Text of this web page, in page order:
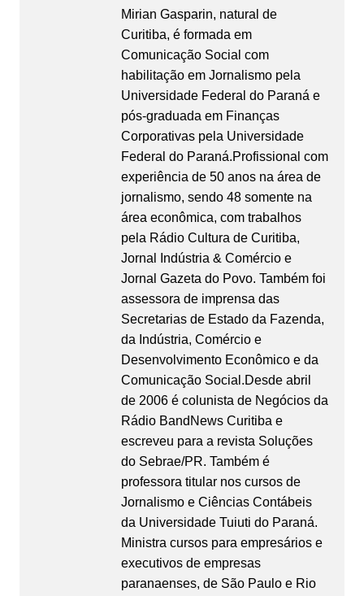
Mirian Gasparin, natural de
Curitiba, é formada em
Comunicação Social com
habilitação em Jornalismo pela
Universidade Federal do Paraná e
pós-graduada em Finanças
Corporativas pela Universidade
Federal do Paraná.Profissional com
experiência de 50 anos na área de
jornalismo, sendo 48 somente na
área econômica, com trabalhos
pela Rádio Cultura de Curitiba,
Jornal Indústria & Comércio e
Jornal Gazeta do Povo. Também foi
assessora de imprensa das
Secretarias de Estado da Fazenda,
da Indústria, Comércio e
Desenvolvimento Econômico e da
Comunicação Social.Desde abril
de 2006 é colunista de Negócios da
Rádio BandNews Curitiba e
escreveu para a revista Soluções
do Sebrae/PR. Também é
professora titular nos cursos de
Jornalismo e Ciências Contábeis
da Universidade Tuiuti do Paraná.
Ministra cursos para empresários e
executivos de empresas
paranaenses, de São Paulo e Rio